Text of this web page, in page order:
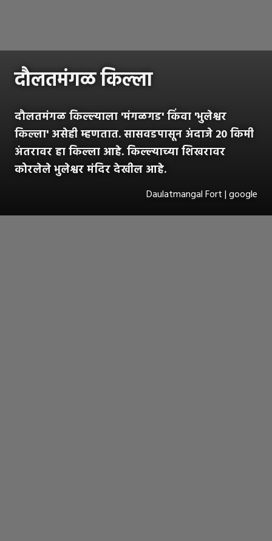
दौलतमंगळ किल्ला
दौलतमंगळ किल्ल्याला 'मंगळगड' किंवा 'भुलेश्वर
किल्ला' असेही म्हणतात. सासवडपासून अंदाजे 20 किमी
अंतरावर हा किल्ला आहे. किल्ल्याच्या शिखरावर
कोरलेले भुलेश्वर मंदिर देखील आहे.
Daulatmangal Fort | google